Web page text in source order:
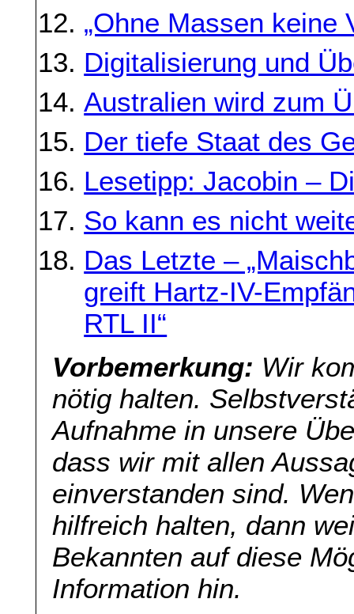
„Ohne Massen keine
Digitalisierung und
Australien wird zum
Der tiefe Staat des
Lesetipp: Jacobin –
So kann es nicht
Das Letzte –
greift Hartz-IV-
RTL II“
Vorbemerkung: Wir
nötig halten.
Aufnahme in unsere
dass wir mit allen
einverstanden sind.
hilfreich halten, dann
Bekannten auf diese
Information hin.